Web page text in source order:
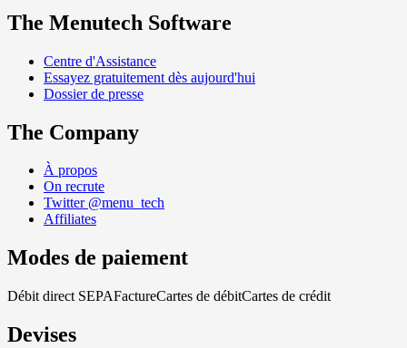
The Menutech Software
Centre d'Assistance
Essayez gratuitement dès aujourd'hui
Dossier de presse
The Company
À propos
On recrute
Twitter @menu_tech
Affiliates
Modes de paiement
Débit direct SEPAFactureCartes de débitCartes de crédit
Devises